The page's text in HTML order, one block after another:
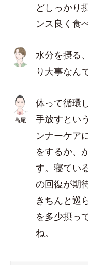
どしっかり
ンス良く食
水分を摂る
り大事なん
高尾
体って循環
手放すとい
ンナーケア
をするか、
す。寝てい
の回復が期
きちんと巡
を多少摂っ
ね。